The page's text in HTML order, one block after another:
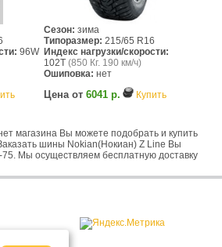
96W
Сезон: зима
Типоразмер: 215/65 R16
Индекс нагрузки/скорости:
102T (850 Кг. 190 км/ч)
Ошиповка: нет
Цена от 6041 р. Купить
магазина Вы можете подобрать и купить
шины Nokian(Нокиан) Z Line Вы
Мы осуществляем бесплатную доставку